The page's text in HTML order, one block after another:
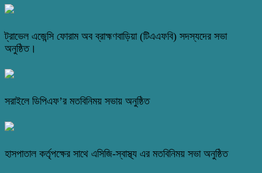
ট্রাভেল এজেন্সি ফোরাম অব ব্রাহ্মণবাড়িয়া (টিএএফবি) সদস্যদের সভা
অনুষ্ঠিত।
সরাইলে ডিপিএফ’র মতবিনিময় সভায় অনুষ্ঠিত
হাসপাতাল কর্তৃপক্ষের সাথে এসিজি-স্বাস্থ্য এর মতবিনিময় সভা অনুষ্ঠিত